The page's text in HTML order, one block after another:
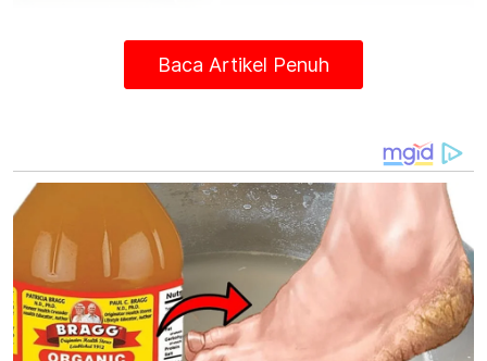
Lokasi kemalangan melibatkan motosikal dan Hilux di Jalan
Selancar-Redong hingga mengorbankan nyawa penunggang
pada Sabtu.
"Ketika tiba di lokasi kejadian yang terletak
tidak jauh dari rumahnya, mangsa dipercayai
dilanggar oleh kenderaan pacuan empat
roda jenis Toyota Hilux yang dipandu oleh
warga emas tersebut, yang juga seorang
Baca Artikel Penuh